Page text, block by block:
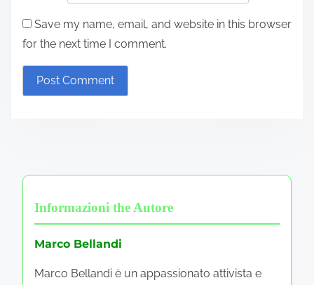
Save my name, email, and website in this browser
for the next time I comment.
Informazioni the Autore
Marco Bellandi
Marco Bellandi è un appassionato attivista e